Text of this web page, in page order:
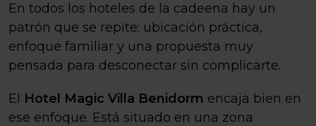
En todos los hoteles de la cadeena hay un
patrón que se repite: ubicación práctica,
enfoque familiar y una propuesta muy
pensada para desconectar sin complicarte.
El Hotel Magic Villa Benidorm encaja bien en
ese enfoque. Está situado en una zona